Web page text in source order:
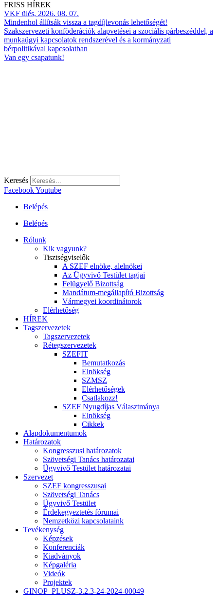
FRISS HÍREK
VKF ülés, 2026. 08. 07.
Mindenhol állítsák vissza a tagdíjlevonás lehetőségét!
Szakszervezeti konföderációk alapvetései a szociális párbeszéddel, a
munkaügyi kapcsolatok rendszerével és a kormányzati
bérpolitikával kapcsolatban
Van egy csapatunk!
Keresés
FacebookYoutube
Belépés
Belépés
Rólunk
Kik vagyunk?
Tisztségviselők
A SZEF elnöke, alelnökei
Az Ügyvivő Testület tagjai
Felügyelő Bizottság
Mandátum-megállapító Bizottság
Vármegyei koordinátorok
Elérhetőség
HÍREK
Tagszervezetek
Tagszervezetek
Rétegszervezetek
SZEFIT
Bemutatkozás
Elnökség
SZMSZ
Elérhetőségek
Csatlakozz!
SZEF Nyugdíjas Választmánya
Elnökség
Cikkek
Alapdokumentumok
Határozatok
Kongresszusi határozatok
Szövetségi Tanács határozatai
Ügyvivő Testület határozatai
Szervezet
SZEF kongresszusai
Szövetségi Tanács
Ügyvivő Testület
Érdekegyeztetés fórumai
Nemzetközi kapcsolataink
Tevékenység
Képzések
Konferenciák
Kiadványok
Képgaléria
Videók
Projektek
GINOP_PLUSZ-3.2.3-24-2024-00049